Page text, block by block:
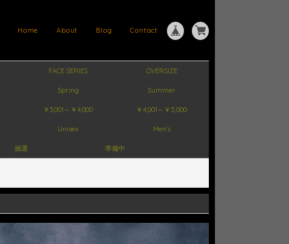
Contact
Blog
About
Home
FACE SERIES OVERSIZE
Spring Summer
￥3,001～￥4,000 ￥4,001～￥5,000
Unisex Men's
抽選 準備中